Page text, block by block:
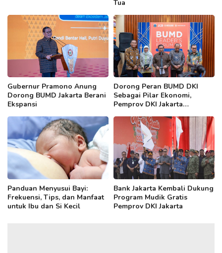
Tua
Gubernur Pramono Anung
Dorong BUMD Jakarta Berani
Ekspansi
Dorong Peran BUMD DKI
Sebagai Pilar Ekonomi,
Pemprov DKI Jakarta
Leaders Forum
Panduan Menyusui Bayi:
Frekuensi, Tips, dan Manfaat
untuk Ibu dan Si Kecil
Bank Jakarta Kembali Dukung
Program Mudik Gratis
Pemprov DKI Jakarta